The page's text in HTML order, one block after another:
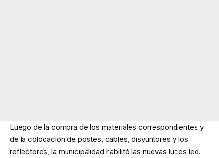
Luego de la compra de los materiales correspondientes y
de la colocación de postes, cables, disyuntores y los
reflectores, la municipalidad habilitó las nuevas luces led.